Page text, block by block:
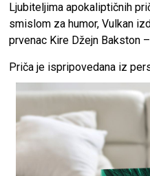
Ljubiteljima apokaliptičnih
smislom za humor, Vulkan
prvenac Kire Džejn Bakston –
Priča je ispripovedana iz